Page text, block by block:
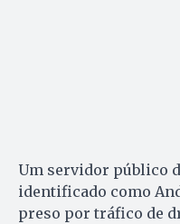
Um servidor público
identificado como
preso por tráfico de